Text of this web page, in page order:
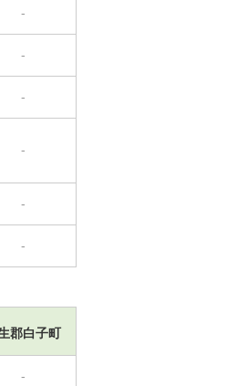
-
-
-
-
-
-
郡白子町
-